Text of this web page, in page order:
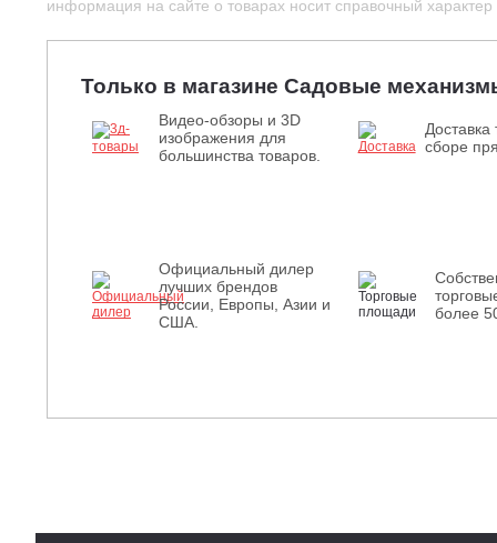
информация на сайте о товарах носит справочный
Только в магазине Садовые
Видео-обзоры и 3D
изображения для
большинства товаров.
Доставка
сборе
Официальный дилер
лучших брендов
России, Европы, Азии и
США.
более